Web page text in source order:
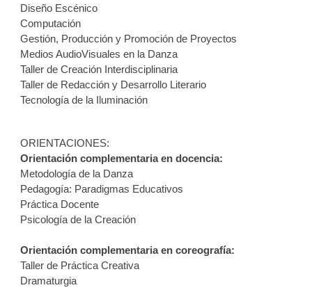
Diseño Escénico
Computación
Gestión, Producción y Promoción de Proyectos
Medios AudioVisuales en la Danza
Taller de Creación Interdisciplinaria
Taller de Redacción y Desarrollo Literario
Tecnología de la Iluminación
ORIENTACIONES:
Orientación complementaria en docencia:
Metodología de la Danza
Pedagogía: Paradigmas Educativos
Práctica Docente
Psicología de la Creación
Orientación complementaria en coreografía:
Taller de Práctica Creativa
Dramaturgia